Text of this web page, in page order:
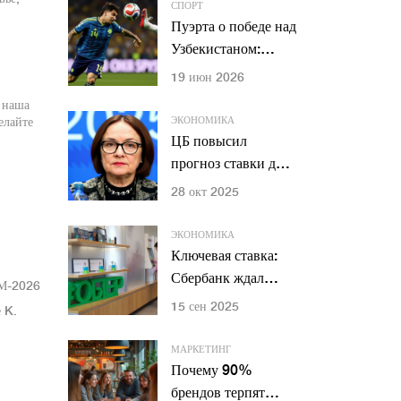
наша
2026
K.
СПОРТ
Пуэрта о победе над
Узбекистаном:
«Доминировали в
19 июн 2026
ЭКОНОМИКА
ЦБ повысил
прогноз ставки до
15%: Набиуллина
лавине инфляции
при резком
смягчении
28 окт 2025
ЭКОНОМИКА
Ключевая ставка:
Сбербанк ждал
16% в сентябре, ЦБ
сохраняет жесткий
курс
15 сен 2025
МАРКЕТИНГ
Почему 90%
брендов терпят